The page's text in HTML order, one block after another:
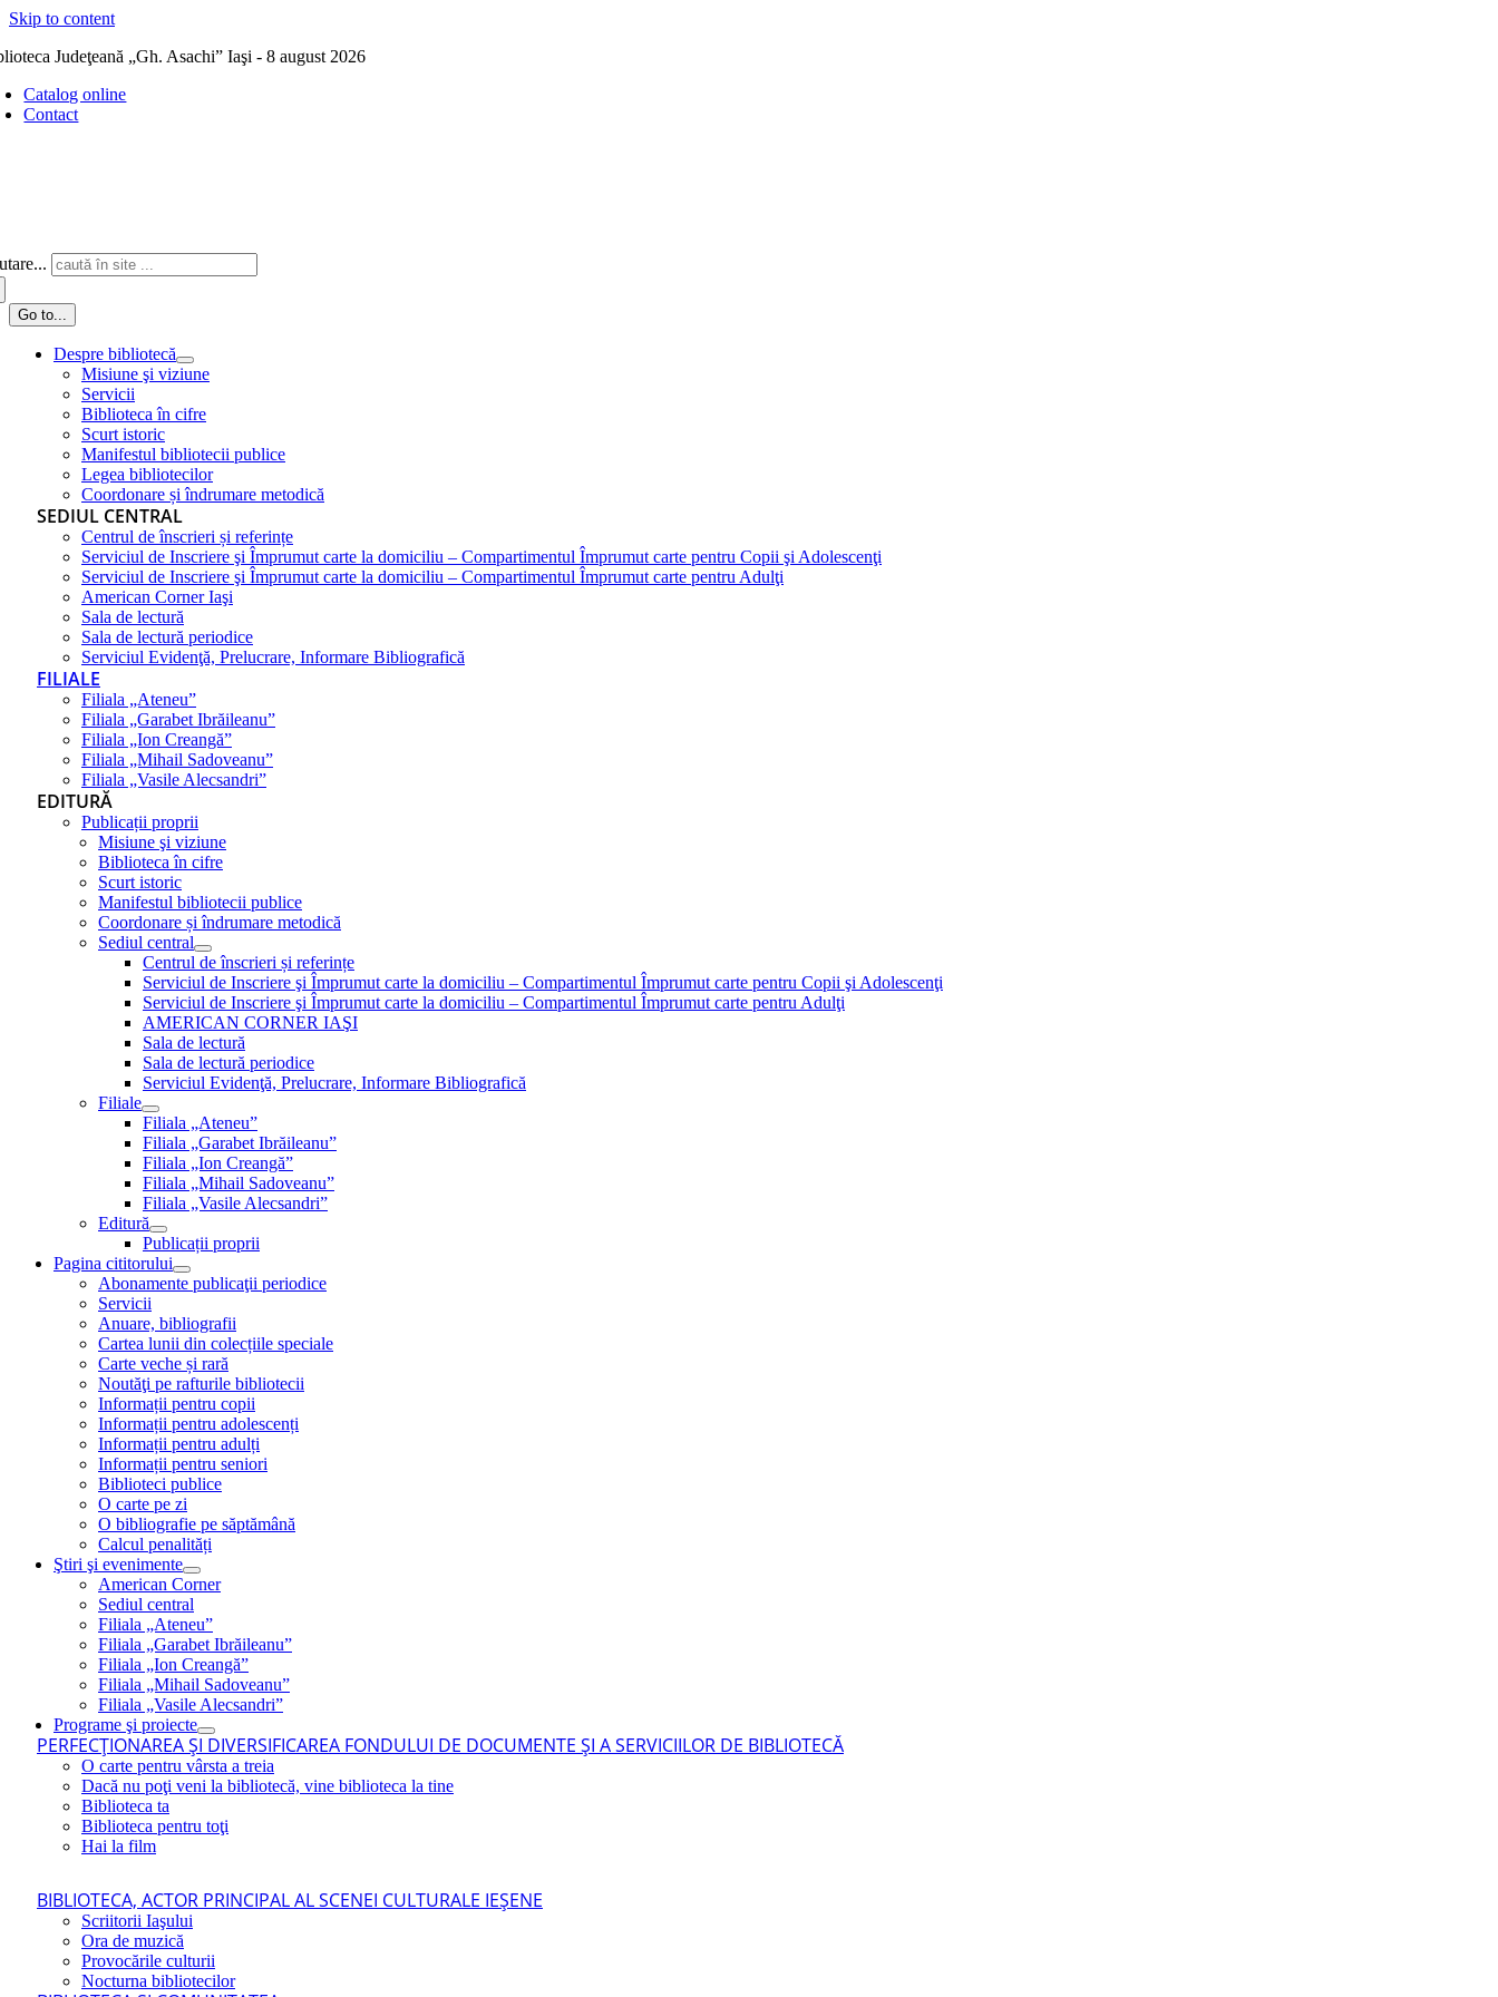
Skip to content
Judeţeană „Gh. Asachi” Iaşi - 8 august 2026
Catalog online
Contact
Go to...
Despre bibliotecă
Misiune şi viziune
Servicii
Biblioteca în cifre
Scurt istoric
Manifestul bibliotecii publice
Legea bibliotecilor
Coordonare și îndrumare metodică
SEDIUL CENTRAL
Centrul de înscrieri și referințe
Serviciul de Inscriere şi Împrumut carte la domiciliu – Compartimentul Împrumut carte pentru Copii şi Adolescenţi
Serviciul de Inscriere şi Împrumut carte la domiciliu – Compartimentul Împrumut carte pentru Adulţi
American Corner Iaşi
Sala de lectură
Sala de lectură periodice
Serviciul Evidenţă, Prelucrare, Informare Bibliografică
FILIALE
Filiala „Ateneu”
Filiala „Garabet Ibrăileanu”
Filiala „Ion Creangă”
Filiala „Mihail Sadoveanu”
Filiala „Vasile Alecsandri”
EDITURĂ
Publicații proprii
Misiune şi viziune
Biblioteca în cifre
Scurt istoric
Manifestul bibliotecii publice
Coordonare și îndrumare metodică
Sediul central
Centrul de înscrieri și referințe
Serviciul de Inscriere şi Împrumut carte la domiciliu – Compartimentul Împrumut carte pentru Copii şi Adolescenţi
Serviciul de Inscriere şi Împrumut carte la domiciliu – Compartimentul Împrumut carte pentru Adulţi
AMERICAN CORNER IAŞI
Sala de lectură
Sala de lectură periodice
Serviciul Evidenţă, Prelucrare, Informare Bibliografică
Filiale
Filiala „Ateneu”
Filiala „Garabet Ibrăileanu”
Filiala „Ion Creangă”
Filiala „Mihail Sadoveanu”
Filiala „Vasile Alecsandri”
Editură
Publicații proprii
Pagina cititorului
Abonamente publicaţii periodice
Servicii
Anuare, bibliografii
Cartea lunii din colecțiile speciale
Carte veche și rară
Noutăţi pe rafturile bibliotecii
Informații pentru copii
Informații pentru adolescenți
Informații pentru adulți
Informații pentru seniori
Biblioteci publice
O carte pe zi
O bibliografie pe săptămână
Calcul penalități
Ştiri şi evenimente
American Corner
Sediul central
Filiala „Ateneu”
Filiala „Garabet Ibrăileanu”
Filiala „Ion Creangă”
Filiala „Mihail Sadoveanu”
Filiala „Vasile Alecsandri”
Programe şi proiecte
PERFECŢIONAREA ŞI DIVERSIFICAREA FONDULUI DE DOCUMENTE ŞI A SERVICIILOR DE BIBLIOTECĂ
O carte pentru vârsta a treia
Dacă nu poţi veni la bibliotecă, vine biblioteca la tine
Biblioteca ta
Biblioteca pentru toţi
Hai la film
BIBLIOTECA, ACTOR PRINCIPAL AL SCENEI CULTURALE IEŞENE
Scriitorii Iaşului
Ora de muzică
Provocările culturii
Nocturna bibliotecilor